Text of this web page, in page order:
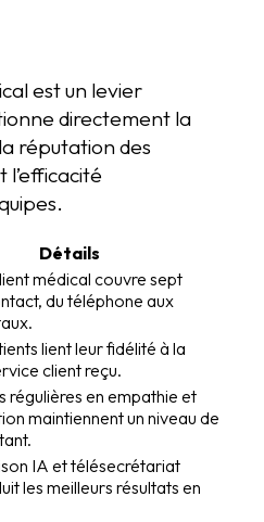
est un levier
directement la
réputation des
l’efficacité
Détails
médical couvre sept
du téléphone aux
lient leur fidélité à la
client reçu.
régulières en empathie et
maintiennent un niveau de
IA et télésecrétariat
les meilleurs résultats en